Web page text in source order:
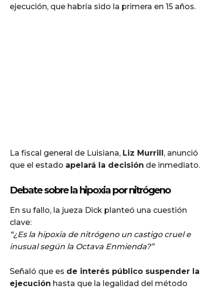
ejecución, que habría sido la primera en 15 años.
La fiscal general de Luisiana, Liz Murrill, anunció
que el estado apelará la decisión de inmediato.
Debate sobre la hipoxia por nitrógeno
En su fallo, la jueza Dick planteó una cuestión
clave:
“¿Es la hipoxia de nitrógeno un castigo cruel e
inusual según la Octava Enmienda?”
Señaló que es de interés público suspender la
ejecución hasta que la legalidad del método